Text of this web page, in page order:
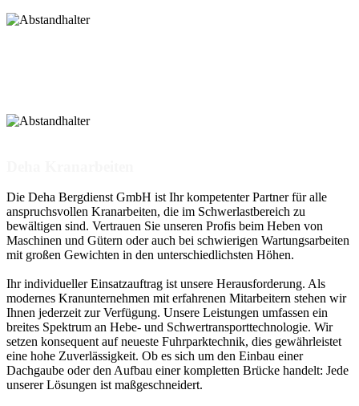
Die Deha Bergdienst GmbH ist Ihr kompetenter Partner für alle
anspruchsvollen Kranarbeiten, die im Schwerlastbereich zu
bewältigen sind. Vertrauen Sie unseren Profis beim Heben von
Maschinen und Gütern oder auch bei schwierigen Wartungsarbeiten
mit großen Gewichten in den unterschiedlichsten Höhen.
Ihr individueller Einsatzauftrag ist unsere Herausforderung. Als
modernes Kranunternehmen mit erfahrenen Mitarbeitern stehen wir
Ihnen jederzeit zur Verfügung. Unsere Leistungen umfassen ein
breites Spektrum an Hebe- und Schwertransporttechnologie. Wir
setzen konsequent auf neueste Fuhrparktechnik, dies gewährleistet
eine hohe Zuverlässigkeit. Ob es sich um den Einbau einer
Dachgaube oder den Aufbau einer kompletten Brücke handelt: Jede
unserer Lösungen ist maßgeschneidert.